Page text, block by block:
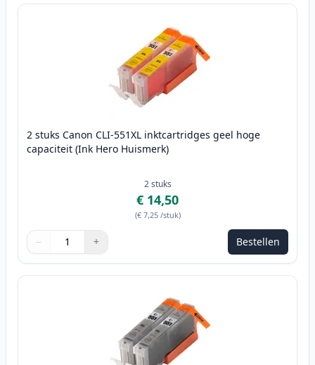
2 stuks Canon CLI-551XL inktcartridges geel hoge
capaciteit (Ink Hero Huismerk)
2 stuks
€ 14,50
(€ 7,25 /stuk)
Aantal
Gebruik de knoppen om aan te passen
− +
Aantal 1 Bestellen